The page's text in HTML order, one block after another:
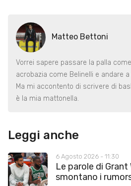
Matteo Bettoni
Vorrei sapere passare la palla
acrobazia come Belinelli e andare
Ma mi accontento di scrivere di
è la mia mattonella.
Leggi anche
6 Agosto 2026 - 11:30
Le parole di Grant
smontano i